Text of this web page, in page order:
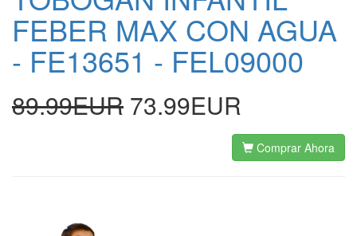
FEBER MAX CON AGUA
- FE13651 - FEL09000
89.99EUR 73.99EUR
Comprar Ahora